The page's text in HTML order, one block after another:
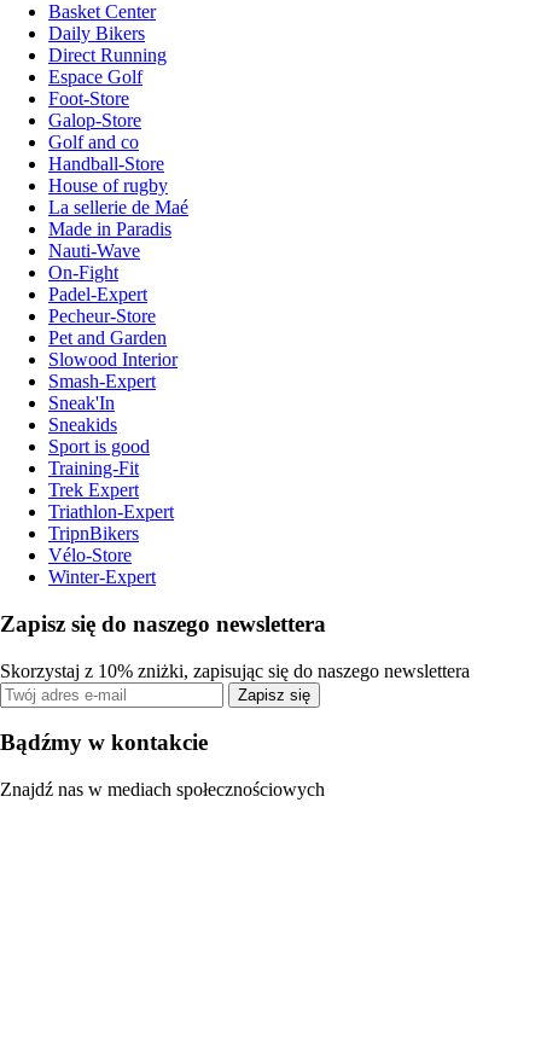
Basket Center
Daily Bikers
Direct Running
Espace Golf
Foot-Store
Galop-Store
Golf and co
Handball-Store
House of rugby
La sellerie de Maé
Made in Paradis
Nauti-Wave
On-Fight
Padel-Expert
Pecheur-Store
Pet and Garden
Slowood Interior
Smash-Expert
Sneak'In
Sneakids
Sport is good
Training-Fit
Trek Expert
Triathlon-Expert
TripnBikers
Vélo-Store
Winter-Expert
Zapisz się do naszego newslettera
Skorzystaj z 10% zniżki, zapisując się do naszego newslettera
Zapisz się
Bądźmy w kontakcie
Znajdź nas w mediach społecznościowych